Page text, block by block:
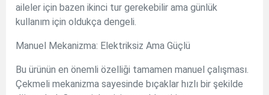
aileler için bazen ikinci tur gerekebilir ama günlük
kullanım için oldukça dengeli.
Manuel Mekanizma: Elektriksiz Ama Güçlü
Bu ürünün en önemli özelliği tamamen manuel çalışması.
Çekmeli mekanizma sayesinde bıçaklar hızlı bir şekilde